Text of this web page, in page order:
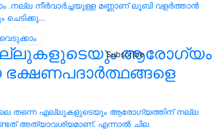
Subscribe
.നല്ല നീര്‍വാര്‍ച്ചയുള്ള മണ്ണാണ് ലൂബി വളർത്താൻ
ചെടിക്കു…
ആരോഗ്യം
തന്നെ എല്ലുകളുടെയും ആരോഗ്യത്തിന് നല്ല
അത്യാവശ്യമാണ്. എന്നാൽ ചില